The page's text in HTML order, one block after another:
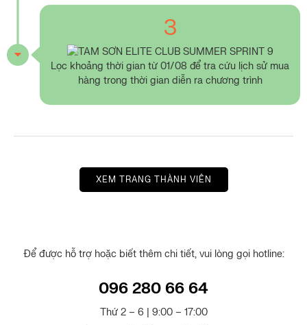
3
Lọc khoảng thời gian từ 01/08 để tra cứu lịch sử mua
hàng trong thời gian diễn ra chương trình
XEM TRANG THÀNH VIÊN
Để được hỗ trợ hoặc biết thêm chi tiết, vui lòng gọi hotline:
096 280 66 64
Thứ 2 – 6 | 9:00 – 17:00